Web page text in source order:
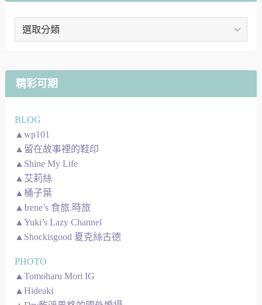
文
精彩可期
BLOG
▲wp101
▲留在故事裡的鞋印
▲Shine My Life
▲艾莉絲
▲桶子葉
▲Irene’s 食旅.時旅
▲Yuki’s Lazy Channel
▲Shockisgood 夏克絲古德
PHOTO
▲Tomoharu Mori IG
▲Hideaki